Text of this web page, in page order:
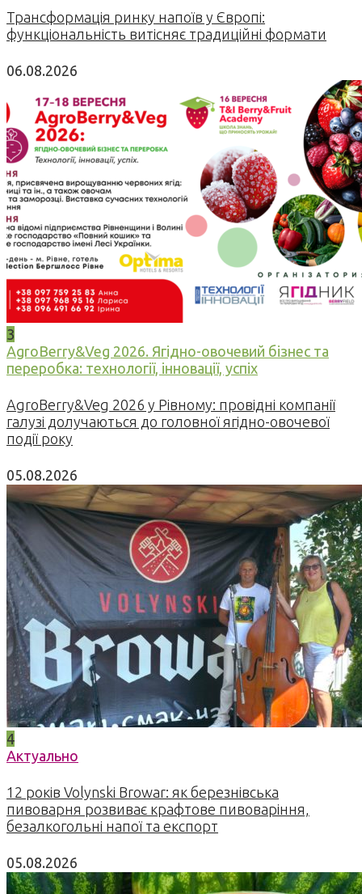
Трансформація ринку напоїв у Європі:
функціональність витісняє традиційні формати
06.08.2026
3
AgroBerry&Veg 2026. Ягідно-овочевий бізнес та
переробка: технології, інновації, успіх
AgroBerry&Veg 2026 у Рівному: провідні компанії
галузі долучаються до головної ягідно-овочевої
події року
05.08.2026
4
Актуально
12 років Volynski Browar: як березнівська
пивоварня розвиває крафтове пивоваріння,
безалкогольні напої та експорт
05.08.2026